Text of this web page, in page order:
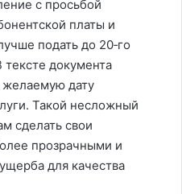
с просьбой
платы и
подать до 20‑го
документа
желаемую дату
Такой несложный
сделать свои
прозрачными и
для качества